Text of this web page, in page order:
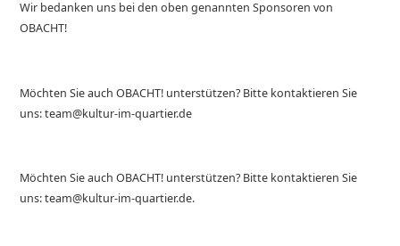
Wir bedanken uns bei den oben genannten Sponsoren von
OBACHT!
Möchten Sie auch OBACHT! unterstützen? Bitte kontaktieren Sie
uns: team@kultur-im-quartier.de
Möchten Sie auch OBACHT! unterstützen? Bitte kontaktieren Sie
uns: team@kultur-im-quartier.de.